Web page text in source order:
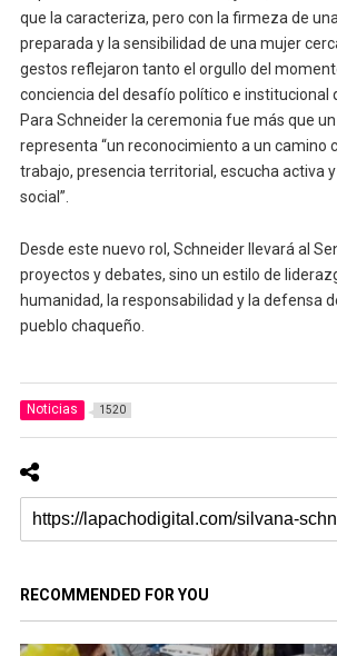
que la caracteriza, pero con la firmeza de
preparada y la sensibilidad de una mujer
gestos reflejaron tanto el orgullo del
conciencia del desafío político e institucional
Para Schneider la ceremonia fue más que
representa “un reconocimiento a un camino
trabajo, presencia territorial, escucha activa
social”.
Desde este nuevo rol, Schneider llevará al
proyectos y debates, sino un estilo de
humanidad, la responsabilidad y la defensa
pueblo chaqueño.
Noticias 1520
RECOMMENDED FOR YOU